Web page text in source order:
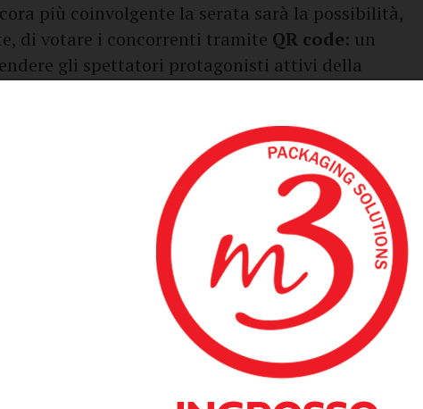
più coinvolgente la serata sarà la possibilità,
di votare i concorrenti tramite QR code: un
gli spettatori protagonisti attivi della
artisti ci sarà la band dal vivoExitodi Orta
e ritmo con la sua musica.
d’eccezione a impreziosire la kermesse. Attesi il
Kaotika e i volti noti del cabaret
Luigia Caringella
. Sul palco anche
e il performerDaniele Derogatis , oltre
del settore musicale e teatrale chiamati a dare il
e special guest.